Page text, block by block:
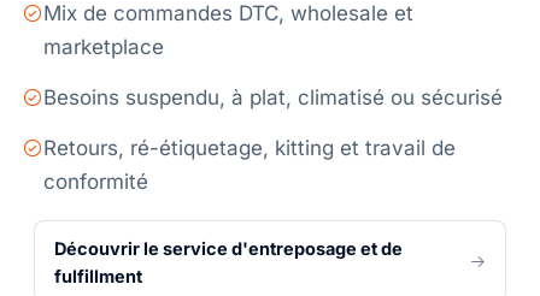
Mix de commandes DTC, wholesale et
marketplace
Besoins suspendu, à plat, climatisé ou sécurisé
Retours, ré-étiquetage, kitting et travail de
conformité
Découvrir le service d'entreposage et de
fulfillment